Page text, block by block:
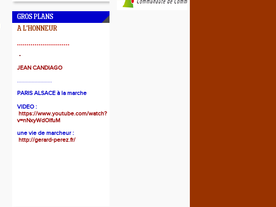
GROS PLANS
A L'HONNEUR
...........................
JEAN CANDIAGO
........................
PARIS ALSACE à la marche
VIDEO :
https://www.youtube.com/watch?
v=nNxyWdOIfuM
une vie de marcheur :
http://gerard-perez.fr/